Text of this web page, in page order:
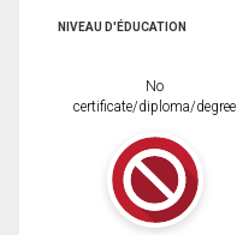
NIVEAU D'ÉDUCATION
No
certificate/diploma/degree